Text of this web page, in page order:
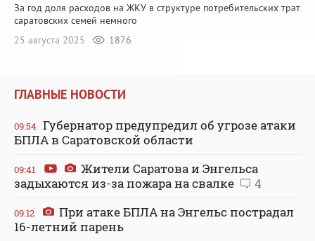
За год доля расходов на ЖКУ в структуре потребительских трат
саратовских семей немного
25 августа 2025
1876
ГЛАВНЫЕ НОВОСТИ
09:54 Губернатор предупредил об угрозе атаки
БПЛА в Саратовской области
09:41
Жители Саратова и Энгельса
задыхаются из-за пожара на свалке
4
09:12
При атаке БПЛА на Энгельс пострадал
16-летний парень